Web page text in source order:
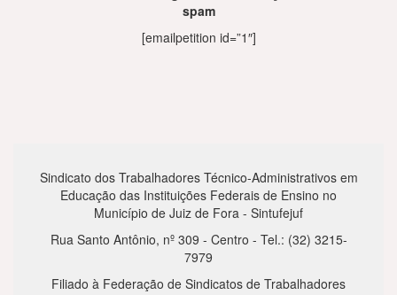
spam
[emailpetition id=”1″]
Sindicato dos Trabalhadores Técnico-Administrativos em
Educação das Instituições Federais de Ensino no
Município de Juiz de Fora - Sintufejuf
Rua Santo Antônio, nº 309 - Centro - Tel.: (32) 3215-
7979
Filiado à Federação de Sindicatos de Trabalhadores